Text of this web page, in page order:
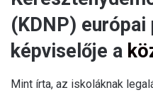
(KDNP)
képviselője a
Mint írta, az iskoláknak